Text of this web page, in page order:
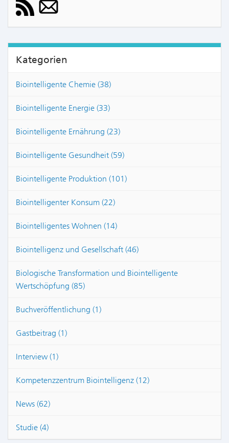
Kategorien
Biointelligente Chemie (38)
Biointelligente Energie (33)
Biointelligente Ernährung (23)
Biointelligente Gesundheit (59)
Biointelligente Produktion (101)
Biointelligenter Konsum (22)
Biointelligentes Wohnen (14)
Biointelligenz und Gesellschaft (46)
Biologische Transformation und Biointelligente
Wertschöpfung (85)
Buchveröffentlichung (1)
Gastbeitrag (1)
Interview (1)
Kompetenzzentrum Biointelligenz (12)
News (62)
Studie (4)